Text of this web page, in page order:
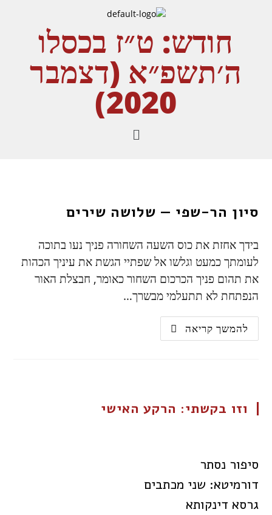
חודש: ט״ז בכסלו
ה׳תשפ״א (דצמבר
2020)
סיון הר-שפי — שלושה שירים
בידך אחזת את כוס השעה השחורה פניך נעו בתוכה
לעומתך כמעט וגלשו אל שפתיי הגשת את עיניך הכהות
את תהום פניך הכרכום השחור כאומר, חבצלת האור
הנפתחת לא תתעלמי מבשרך…
להמשך קריאה
וזו בקשתי: הרקע האישי
סיפור נסתר
דורמיטא: שני מכתבים
גרסא דינקותא